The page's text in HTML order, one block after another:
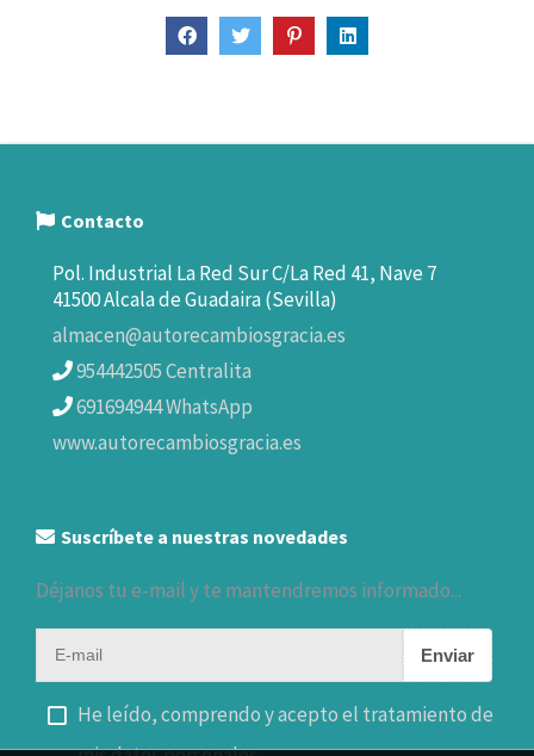
Contacto
Pol. Industrial La Red Sur C/La Red 41, Nave 7
41500 Alcala de Guadaira (Sevilla)
almacen@autorecambiosgracia.es
954442505 Centralita
691694944 WhatsApp
www.autorecambiosgracia.es
Suscríbete a nuestras novedades
Déjanos tu e-mail y te mantendremos informado...
Enviar
He leído, comprendo y acepto el tratamiento de